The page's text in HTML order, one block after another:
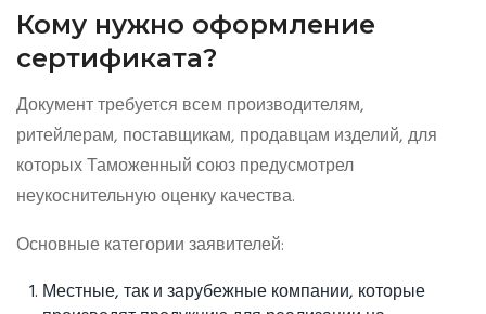
Кому нужно оформление
сертификата?
Документ требуется всем производителям,
ритейлерам, поставщикам, продавцам изделий, для
которых Таможенный союз предусмотрел
неукоснительную оценку качества.
Основные категории заявителей:
Местные, так и зарубежные компании, которые